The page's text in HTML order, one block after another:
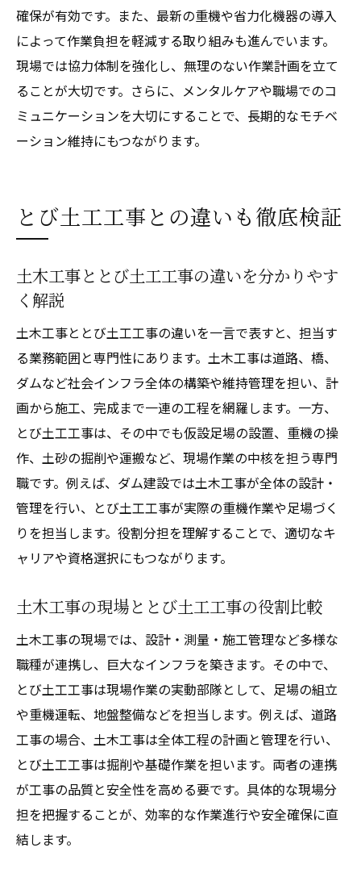
確保が有効です。また、最新の重機や省力化機器の導入
によって作業負担を軽減する取り組みも進んでいます。
現場では協力体制を強化し、無理のない作業計画を立て
ることが大切です。さらに、メンタルケアや職場でのコ
ミュニケーションを大切にすることで、長期的なモチベ
ーション維持にもつながります。
とび土工工事との違いも徹底検証
土木工事ととび土工工事の違いを分かりやす
く解説
土木工事ととび土工工事の違いを一言で表すと、担当す
る業務範囲と専門性にあります。土木工事は道路、橋、
ダムなど社会インフラ全体の構築や維持管理を担い、計
画から施工、完成まで一連の工程を網羅します。一方、
とび土工工事は、その中でも仮設足場の設置、重機の操
作、土砂の掘削や運搬など、現場作業の中核を担う専門
職です。例えば、ダム建設では土木工事が全体の設計・
管理を行い、とび土工工事が実際の重機作業や足場づく
りを担当します。役割分担を理解することで、適切なキ
ャリアや資格選択にもつながります。
土木工事の現場ととび土工工事の役割比較
土木工事の現場では、設計・測量・施工管理など多様な
職種が連携し、巨大なインフラを築きます。その中で、
とび土工工事は現場作業の実動部隊として、足場の組立
や重機運転、地盤整備などを担当します。例えば、道路
工事の場合、土木工事は全体工程の計画と管理を行い、
とび土工工事は掘削や基礎作業を担います。両者の連携
が工事の品質と安全性を高める要です。具体的な現場分
担を把握することが、効率的な作業進行や安全確保に直
結します。